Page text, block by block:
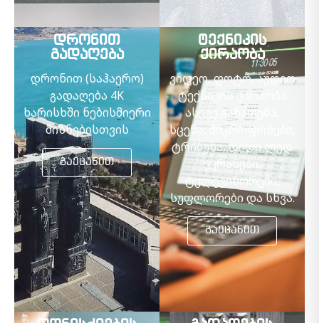
დრონით
გადაღება
დრონით (საჰაერო)
გადაღება 4K
ხარისხში ნებისმიერი
მიზნებისთვის
გაეცანით
ტექნიკის
ქირაობა
ვიდეო, ფოტო, აუდიო
ტექნიკის ქირაობა
ასევე განათება,
სცენა, მიკროფონები,
ტრიბუნა, დიდი ლედ
ეკრანები,
ტელევიზორები,
სუფლორები და სხვა.
გაეცანით